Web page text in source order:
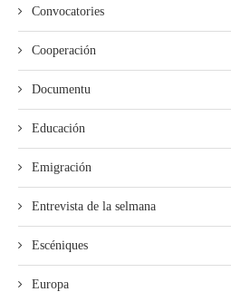
Convocatories
Cooperación
Documentu
Educación
Emigración
Entrevista de la selmana
Escéniques
Europa